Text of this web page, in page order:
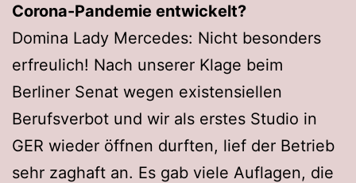
Corona-Pandemie entwickelt?
Domina Lady Mercedes: Nicht besonders
erfreulich! Nach unserer Klage beim
Berliner Senat wegen existensiellen
Berufsverbot und wir als erstes Studio in
GER wieder öffnen durften, lief der Betrieb
sehr zaghaft an. Es gab viele Auflagen, die